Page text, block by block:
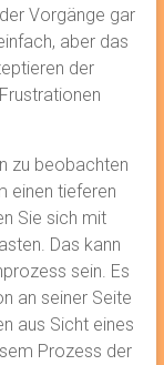
Vorgänge gar
aber das
der
zu beobachten
einen tieferen
Sie sich mit
Das kann
sein. Es
an seiner Seite
aus Sicht eines
Prozess der